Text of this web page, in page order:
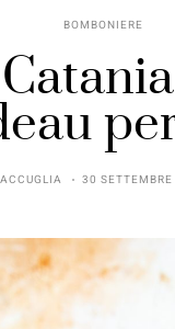
BOMBONIERE
30